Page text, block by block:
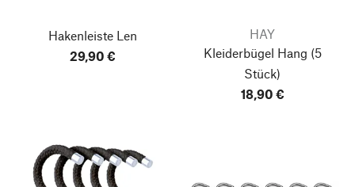
Hakenleiste Len
29,90 €
HAY
Kleiderbügel Hang (5
Stück)
18,90 €